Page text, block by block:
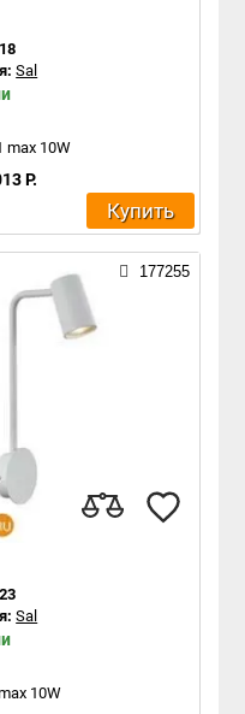
Sal
max 10W
Р.
Купить
177255
Sal
10W